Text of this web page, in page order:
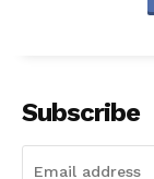
Subscribe